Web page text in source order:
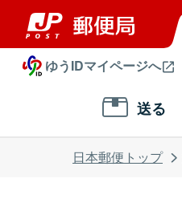
ゆうIDマイページへ
送る
日本郵便トップ